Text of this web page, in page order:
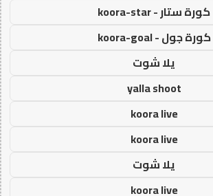
كورة ستار - koora-star
كورة جول - koora-goal
يلا شوت
yalla shoot
koora live
koora live
يلا شوت
koora live